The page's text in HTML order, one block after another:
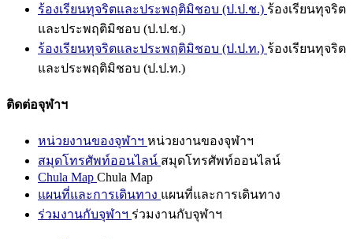
ร้องเรียนทุจริตและประพฤติมิชอบ (ป.ป.ช.) ร้องเรียนทุจริต
และประพฤติมิชอบ (ป.ป.ช.)
ร้องเรียนทุจริตและประพฤติมิชอบ (ป.ป.ท.) ร้องเรียนทุจริต
และประพฤติมิชอบ (ป.ป.ท.)
ติดต่อจุฬาฯ
หน่วยงานของจุฬาฯ หน่วยงานของจุฬาฯ
สมุดโทรศัพท์ออนไลน์ สมุดโทรศัพท์ออนไลน์
Chula Map Chula Map
แผนที่และการเดินทาง แผนที่และการเดินทาง
ร่วมงานกับจุฬาฯ ร่วมงานกับจุฬาฯ